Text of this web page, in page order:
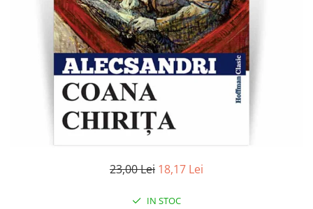
Literatura
Contemporana
Publicistica / Reportaje / Interviuri
23,00 Lei 18,17 Lei
IN STOC